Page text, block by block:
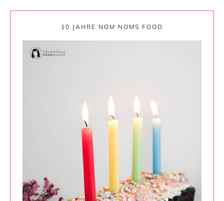
10 JAHRE NOM NOMS FOOD